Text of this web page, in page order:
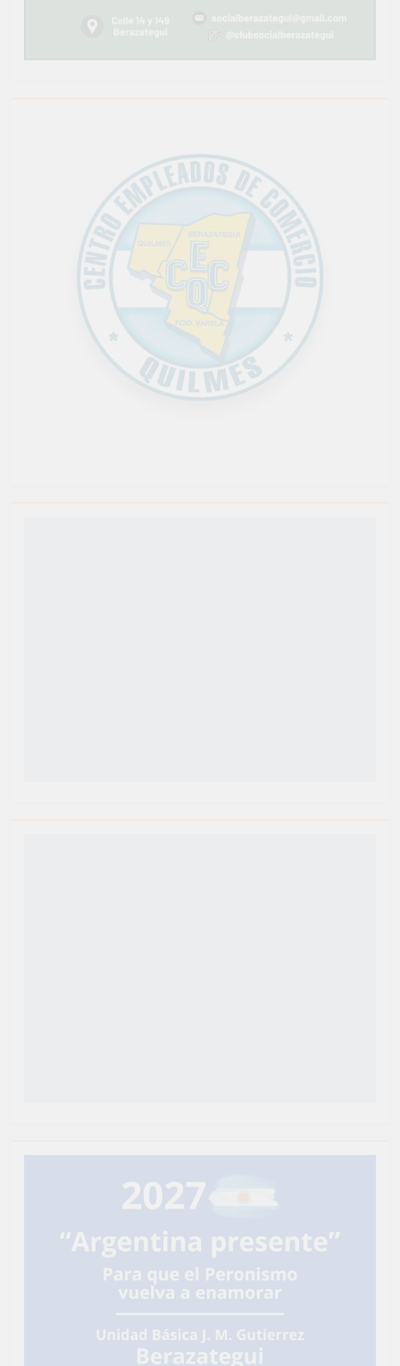
Newsmatic - Tema de WordPress para Noticias 2026.
Funciona gracias aBlazeThemes